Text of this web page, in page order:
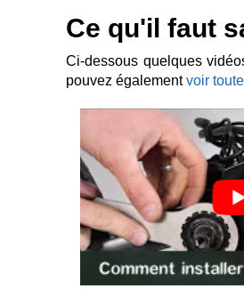
Ce qu'il faut
Ci-dessous quelques
pouvez égalementvoir